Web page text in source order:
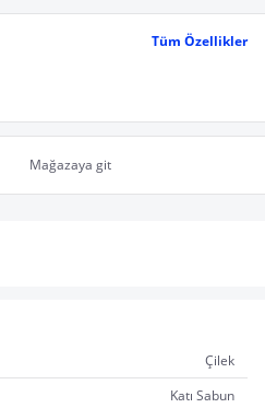
Tüm Özellikler
Mağazaya git
Çilek
Katı Sabun